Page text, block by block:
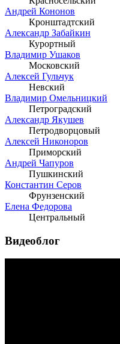
Андрей Кононов
Кронштадтский
Александр Забайкин
Курортный
Владимир Ушаков
Московский
Алексей Гульчук
Невский
Владимир Омельницкий
Петроградский
Александр Якушев
Петродворцовый
Алексей Никоноров
Приморский
Андрей Чапуров
Пушкинский
Константин Серов
Фрунзенский
Елена Федорова
Центральный
Видеоблог